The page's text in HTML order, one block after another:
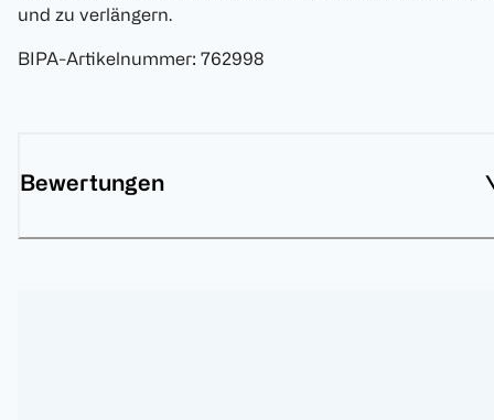
und zu verlängern.
BIPA-Artikelnummer: 762998
Bewertungen